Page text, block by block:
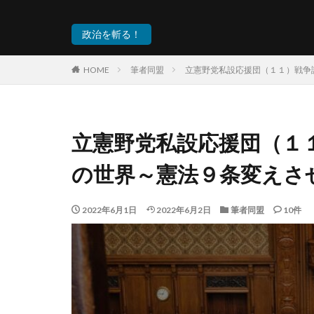
政治を斬る！
HOME 筆者同盟 立憲野党私設応援団（１１）戦
立憲野党私設応援団（１
の世界～憲法９条変えさ
2022年6月1日 2022年6月2日 筆者同盟 10件